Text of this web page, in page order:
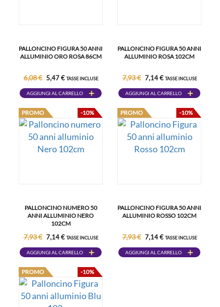
PALLONCINO FIGURA 50 ANNI
ALLUMINIO ORO ROSA 86CM
6,08 € 5,47 € TASSE INCLUSE
AGGIUNGI AL CARRELLO
PALLONCINO FIGURA 50 ANNI
ALLUMINIO ROSA 102CM
7,93 € 7,14 € TASSE INCLUSE
AGGIUNGI AL CARRELLO
PROMO -10%
PALLONCINO NUMERO 50
ANNI ALLUMINIO NERO
102CM
7,93 € 7,14 € TASSE INCLUSE
AGGIUNGI AL CARRELLO
PROMO -10%
PALLONCINO FIGURA 50 ANNI
ALLUMINIO ROSSO 102CM
7,93 € 7,14 € TASSE INCLUSE
AGGIUNGI AL CARRELLO
PROMO -10%